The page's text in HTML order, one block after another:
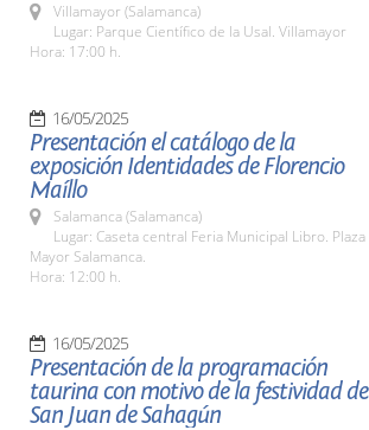
Villamayor (Salamanca)
Lugar: Parque Científico de la Usal. Villamayor
Hora: 17:00 h.
16/05/2025
Presentación el catálogo de la
exposición Identidades de Florencio
Maíllo
Salamanca (Salamanca)
Lugar: Caseta central Feria Municipal Libro. Plaza
Mayor Salamanca.
Hora: 12:00 h.
16/05/2025
Presentación de la programación
taurina con motivo de la festividad de
San Juan de Sahagún